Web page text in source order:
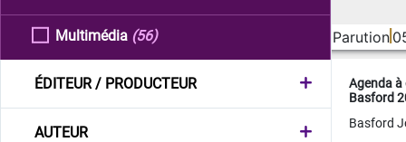
Multimédia (56)
ÉDITEUR / PRODUCTEUR
AUTEUR
Parution
Agenda
Basford
Basford